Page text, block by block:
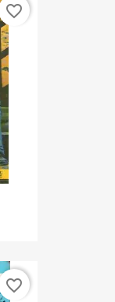
favorite_border
favorite_border